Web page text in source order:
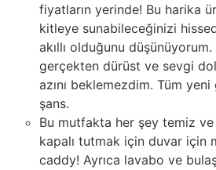
fiyatların yerinde! Bu harika
kitleye sunabileceğinizi
akıllı olduğunu
gerçekten dürüst ve sevgi
azını beklemezdim. Tüm
şans.
Bu mutfakta her şey temiz
kapalı tutmak için duvar için
caddy! Ayrıca lavabo ve